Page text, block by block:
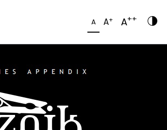
A A+ A++